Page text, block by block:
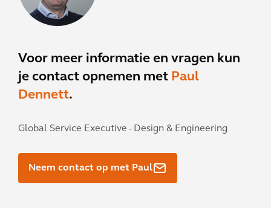
Voor meer informatie en vragen kun
je contact opnemen met Paul
Dennett.
Global Service Executive - Design & Engineering
Neem contact op met Paul